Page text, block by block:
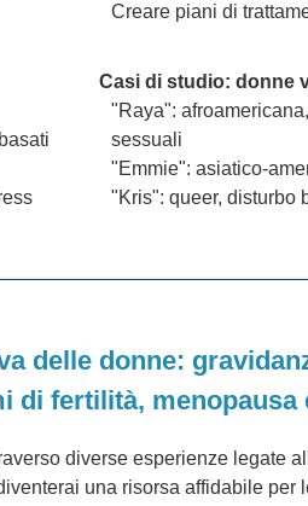
Creare piani di
Casi di studio: donne
"Raya":
sessuali
"Emmie": asiatico-
"Kris": queer, disturbo
delle donne:
di fertilità, menopausa
diverse esperienze legate
una risorsa affidabile